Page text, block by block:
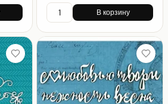
В корзину